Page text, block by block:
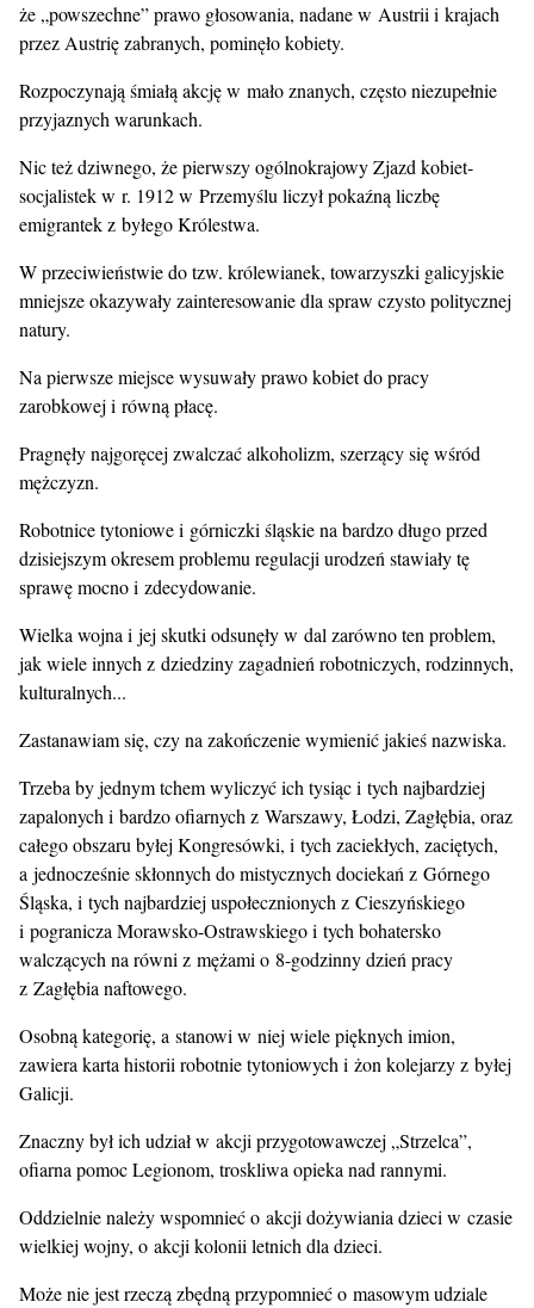
że „powszechne” prawo głosowania, nadane w Austrii i krajach
przez Austrię zabranych, pominęło kobiety.
Rozpoczynają śmiałą akcję w mało znanych, często niezupełnie
przyjaznych warunkach.
Nic też dziwnego, że pierwszy ogólnokrajowy Zjazd kobiet-
socjalistek w r. 1912 w Przemyślu liczył pokaźną liczbę
emigrantek z byłego Królestwa.
W przeciwieństwie do tzw. królewianek, towarzyszki galicyjskie
mniejsze okazywały zainteresowanie dla spraw czysto politycznej
natury.
Na pierwsze miejsce wysuwały prawo kobiet do pracy
zarobkowej i równą płacę.
Pragnęły najgoręcej zwalczać alkoholizm, szerzący się wśród
mężczyzn.
Robotnice tytoniowe i górniczki śląskie na bardzo długo przed
dzisiejszym okresem problemu regulacji urodzeń stawiały tę
sprawę mocno i zdecydowanie.
Wielka wojna i jej skutki odsunęły w dal zarówno ten problem,
jak wiele innych z dziedziny zagadnień robotniczych, rodzinnych,
kulturalnych...
Zastanawiam się, czy na zakończenie wymienić jakieś nazwiska.
Trzeba by jednym tchem wyliczyć ich tysiąc i tych najbardziej
zapalonych i bardzo ofiarnych z Warszawy, Łodzi, Zagłębia, oraz
całego obszaru byłej Kongresówki, i tych zaciekłych, zaciętych,
a jednocześnie skłonnych do mistycznych dociekań z Górnego
Śląska, i tych najbardziej uspołecznionych z Cieszyńskiego
i pogranicza Morawsko-Ostrawskiego i tych bohatersko
walczących na równi z mężami o 8-godzinny dzień pracy
z Zagłębia naftowego.
Osobną kategorię, a stanowi w niej wiele pięknych imion,
zawiera karta historii robotnie tytoniowych i żon kolejarzy z byłej
Galicji.
Znaczny był ich udział w akcji przygotowawczej „Strzelca”,
ofiarna pomoc Legionom, troskliwa opieka nad rannymi.
Oddzielnie należy wspomnieć o akcji dożywiania dzieci w czasie
wielkiej wojny, o akcji kolonii letnich dla dzieci.
Może nie jest rzeczą zbędną przypomnieć o masowym udziale